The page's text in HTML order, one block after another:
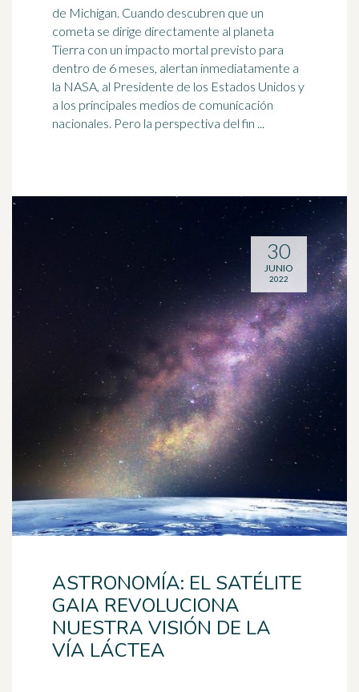
de Michigan. Cuando descubren que un
cometa se dirige directamente al planeta
Tierra con un impacto mortal previsto para
dentro de 6 meses, alertan inmediatamente a
la NASA, al Presidente de los Estados Unidos y
a los principales medios de comunicación
nacionales. Pero la perspectiva del fin ...
ASTRONOMÍA: EL SATÉLITE
GAIA REVOLUCIONA
NUESTRA VISIÓN DE LA
VÍA LÁCTEA
30
JUNIO
2022